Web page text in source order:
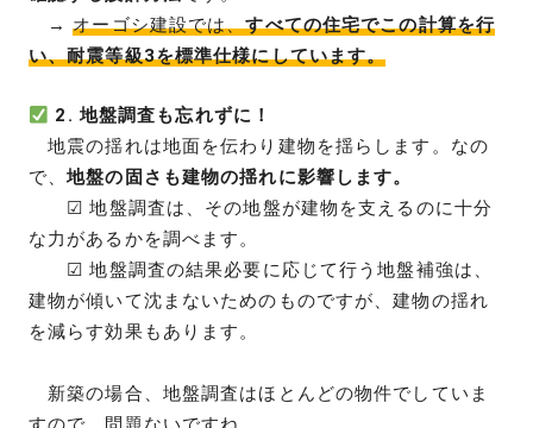
→オーゴシ建設では、すべての住宅でこの計算を行
い、耐震等級3を標準仕様にしています。
2. 地盤調査も忘れずに！
地震の揺れは地面を伝わり建物を揺らします。なの
で、地盤の固さも建物の揺れに影響します。
☑ 地盤調査は、その地盤が建物を支えるのに十分
な力があるかを調べます。
☑ 地盤調査の結果必要に応じて行う地盤補強は、
建物が傾いて沈まないためのものですが、建物の揺れ
を減らす効果もあります。
新築の場合、地盤調査はほとんどの物件でしていま